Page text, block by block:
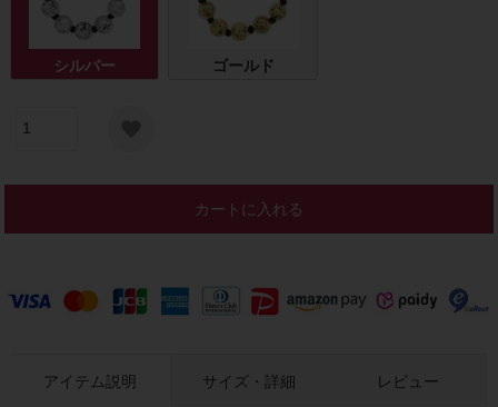
シルバー ゴールド
カートに入れる
アイテム説明 サイズ・詳細 レビュー